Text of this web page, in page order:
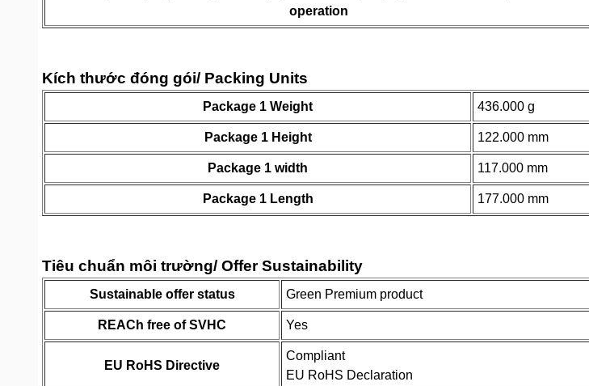
operation
Kích thước đóng gói/ Packing Units
Package 1 Weight 436.000 g
Package 1 Height 122.000 mm
Package 1 width 117.000 mm
Package 1 Length 177.000 mm
Tiêu chuẩn môi trường/ Offer Sustainability
Sustainable offer status Green Premium product
REACh free of SVHC Yes
EU RoHS Directive
Compliant
EU RoHS Declaration